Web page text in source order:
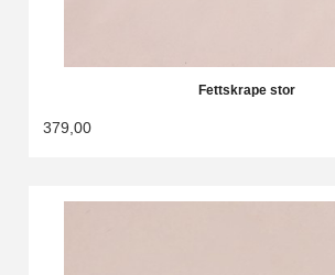
Fettskrape stor
379,00